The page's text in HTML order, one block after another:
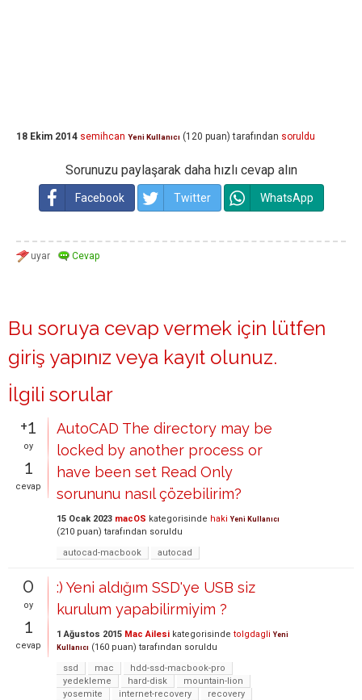
18 Ekim 2014 semihcan Yeni Kullanıcı (120 puan) tarafından soruldu
Sorunuzu paylaşarak daha hızlı cevap alın
Facebook Twitter WhatsApp
Bu soruya cevap vermek için lütfen
giriş yapınız veya kayıt olunuz.
İlgili sorular
+1
oy
1
cevap
AutoCAD The directory may be
locked by another process or
have been set Read Only
sorununu nasıl çözebilirim?
15 Ocak 2023 macOS kategorisinde haki Yeni Kullanıcı
(210 puan) tarafından soruldu
autocad-macbook
autocad
0
oy
1
cevap
:) Yeni aldığım SSD'ye USB siz
kurulum yapabilirmiyim ?
1 Ağustos 2015 Mac Ailesi kategorisinde tolgdagli Yeni
Kullanıcı (160 puan) tarafından soruldu
ssd
mac
hdd-ssd-macbook-pro
yedekleme
hard-disk
mountain-lion
yosemite
internet-recovery
recovery